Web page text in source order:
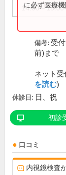
14:00～18:00
に必ず医療
備考: 受
前)まで
ネット
を読む)
休診日: 日、祝
初診
口コミ
内視鏡検査